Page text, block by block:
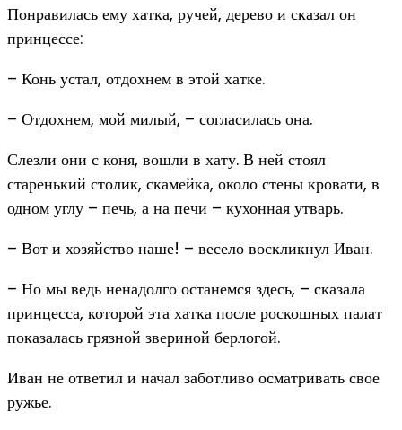
Понравилась ему хатка, ручей, дерево и сказал он
принцессе:
– Конь устал, отдохнем в этой хатке.
– Отдохнем, мой милый, – согласилась она.
Слезли они с коня, вошли в хату. В ней стоял
старенький столик, скамейка, около стены кровати, в
одном углу – печь, а на печи – кухонная утварь.
– Вот и хозяйство наше! – весело воскликнул Иван.
– Но мы ведь ненадолго останемся здесь, – сказала
принцесса, которой эта хатка после роскошных палат
показалась грязной звериной берлогой.
Иван не ответил и начал заботливо осматривать свое
ружье.